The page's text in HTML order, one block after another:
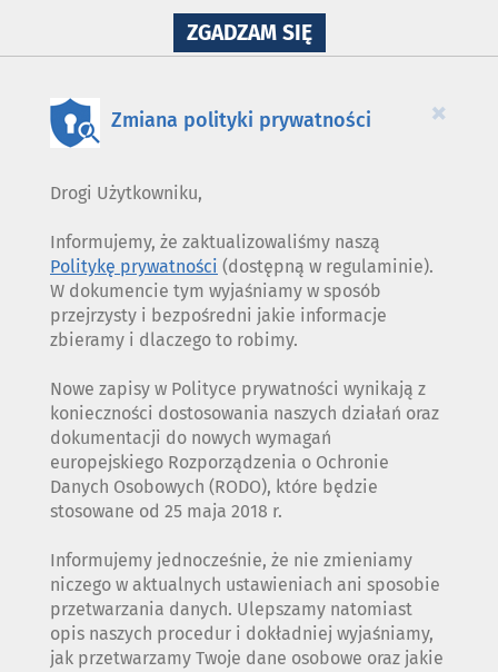
ZGADZAM SIĘNA
WYKORZYSTANIE
×
Zmiana polityki prywatności
Drogi Użytkowniku,
Informujemy, że zaktualizowaliśmy naszą
Politykę prywatności (dostępną w regulaminie).
W dokumencie tym wyjaśniamy w sposób
przejrzysty i bezpośredni jakie informacje
zbieramy i dlaczego to robimy.
Nowe zapisy w Polityce prywatności wynikają z
konieczności dostosowania naszych działań oraz
dokumentacji do nowych wymagań
europejskiego Rozporządzenia o Ochronie
Danych Osobowych (RODO), które będzie
stosowane od 25 maja 2018 r.
Informujemy jednocześnie, że nie zmieniamy
niczego w aktualnych ustawieniach ani sposobie
przetwarzania danych. Ulepszamy natomiast
opis naszych procedur i dokładniej wyjaśniamy,
jak przetwarzamy Twoje dane osobowe oraz jakie